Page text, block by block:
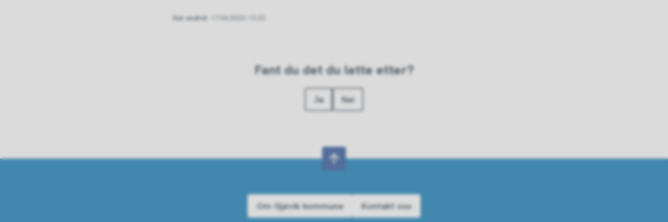
Sist endret 17.06.2026 13.23
Fant du det du lette etter?
Ja Nei
Om Gjøvik kommune Kontakt oss